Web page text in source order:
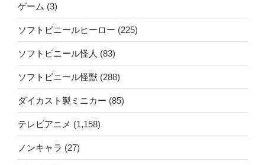
ゲーム (3)
ソフトビニールヒーロー (225)
ソフトビニール怪人 (83)
ソフトビニール怪獣 (288)
ダイカスト製ミニカー (85)
テレビアニメ (1,158)
ノンキャラ (27)